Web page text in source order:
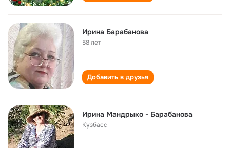
Ирина Барабанова
58 лет
Добавить в друзья
Ирина Мандрыко - Барабанова
Кузбасс